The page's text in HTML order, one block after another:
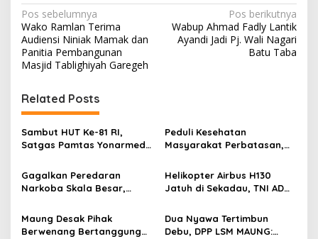
N
a
v
i
g
a
s
i
p
o
s
Pos sebelumnya
Wako Ramlan Terima
Audiensi Niniak Mamak dan
Panitia Pembangunan
Masjid Tablighiyah Garegeh
Pos berikutnya
Wabup Ahmad Fadly Lantik
Ayandi Jadi Pj. Wali Nagari
Batu Taba
Related Posts
Sambut HUT Ke-81 RI,
Satgas Pamtas Yonarmed
Warga Badau Kibarkan
Merah Putih Sepanjang 4
Peduli Kesehatan
Masyarakat Perbatasan,
Yonarmed 13/Nanggala
Gelar Pelayanan Medis
Door-to-Door di Desa
Gagalkan Peredaran
Narkoba Skala Besar,
21,4 Kg Sabu dan Serahkan
WNA Malaysia ke BNNP
Helikopter Airbus H130
Jatuh di Sekadau, TNI AD
untuk Pencarian dan
Evakuasi
Maung Desak Pihak
Berwenang Bertanggung
Dua Nyawa Tertimbun
Debu, DPP LSM MAUNG: